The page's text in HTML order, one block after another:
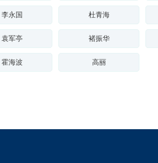
李永国 杜青海
袁军亭 褚振华
霍海波 高丽